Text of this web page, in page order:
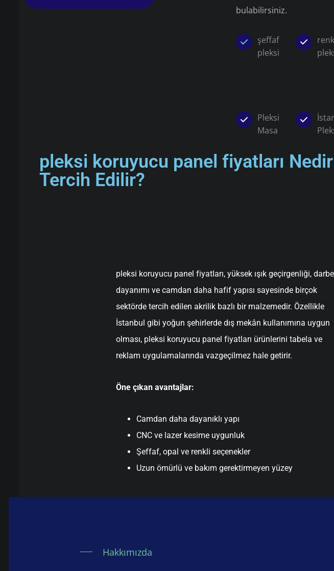
bulabilirsiniz.
şeffaf
pleksi
Pleksi
Masa
pleksi koruyucu panel fiyatları
Tercih Edilir?
pleksi koruyucu panel fiyatları, yüksek ışık geçirgenliği, darbe
dayanımı ve camdan daha hafif yapısı sayesinde birçok
sektörde tercih edilen akrilik bazlı bir malzemedir. Özellikle
İstanbul gibi yoğun şehirlerde dış mekân kullanımına uygun
olması, pleksi koruyucu panel fiyatları ürünlerini tabela ve
reklam uygulamalarında vazgeçilmez hale getirir.
Öne çıkan avantajlar:
Camdan daha dayanıklı yapı
CNC ve lazer kesime uygunluk
Şeffaf, opal ve renkli seçenekler
Uzun ömürlü ve bakım gerektirmeyen yüzey
Hakkımızda